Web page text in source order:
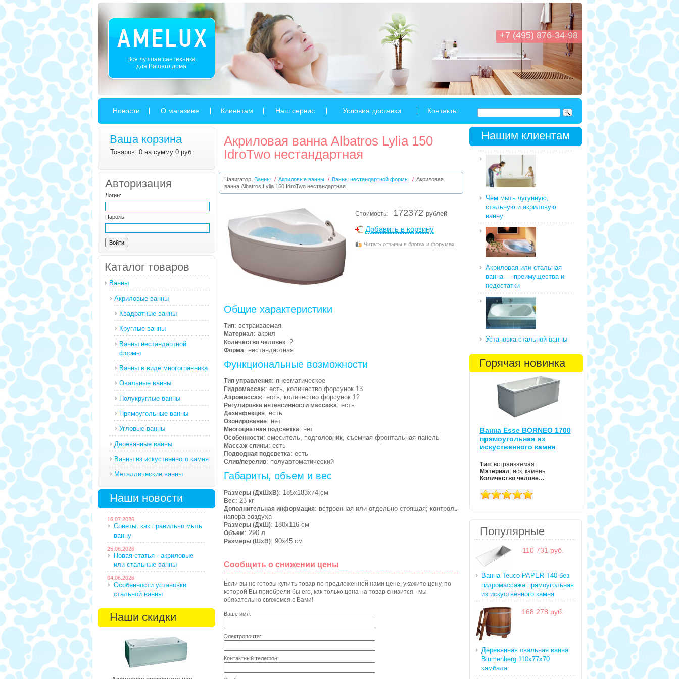
+7 (495) 876-34-98
Вся лучшая сантехника
для Вашего дома
Новости О магазине Клиентам Наш сервис Условия доставки Контакты
Ваша корзина
Товаров: 0 на сумму 0 руб.
Авторизация
Логин:
Пароль:
Каталог товаров
Ванны
Акриловые ванны
Квадратные ванны
Круглые ванны
Ванны нестандартной
формы
Ванны в виде многогранника
Овальные ванны
Полукруглые ванны
Прямоугольные ванны
Угловые ванны
Деревянные ванны
Ванны из искуственного камня
Металлические ванны
Наши новости
16.07.2026
Советы: как правильно мыть
ванну
25.06.2026
Новая статья - акриловые
или стальные ванны
04.06.2026
Особенности установки
стальной ванны
Наши скидки
Акриловая ванна Albatros Lylia 150
IdroTwo нестандартная
Навигатор: Ванны / Акриловые ванны / Ванны нестандартной формы / Акриловая
ванна Albatros Lylia 150 IdroTwo нестандартная
Стоимость: 172372 рублей
Добавить в корзину
Читать отзывы в блогах и форумах
Общие характеристики
Тип: встраиваемая
Материал: акрил
Количество человек: 2
Форма: нестандартная
Функциональные возможности
Тип управления: пневматическое
Гидромассаж: есть, количество форсунок 13
Аэромассаж: есть, количество форсунок 12
Регулировка интенсивности массажа: есть
Дезинфекция: есть
Озонирование: нет
Многоцветная подсветка: нет
Особенности: смеситель, подголовник, съемная фронтальная панель
Массаж спины: есть
Подводная подсветка: есть
Слив/перелив: полуавтоматический
Габариты, объем и вес
Размеры (ДхШхВ): 185х183х74 см
Вес: 23 кг
Дополнительная информация: встроенная или отдельно стоящая; контроль
напора воздуха
Размеры (ДхШ): 180х116 см
Объем: 290 л
Размеры (ШхВ): 90х45 см
Сообщить о снижении цены
Если вы не готовы купить товар по предложенной нами цене, укажите цену, по
которой Вы приобрели бы его, как только цена на товар снизится - мы
обязательно свяжемся с Вами!
Ваше имя:
Электропочта:
Контактный телефон:
Нашим клиентам
Чем мыть чугунную,
стальную и акриловую
ванну
Акриловая или стальная
ванна — преимущества и
недостатки
Установка стальной ванны
Горячая новинка
Ванна Esse BORNEO 1700
прямоугольная из
искуственного камня
Тип: встраиваемая
Материал: иск. камень
Количество челове…
Популярные
110 731 руб.
Ванна Teuco PAPER T40 без
гидромассажа прямоугольная
из искуственного камня
168 278 руб.
Деревянная овальная ванна
Blumenberg 110x77x70
камбала